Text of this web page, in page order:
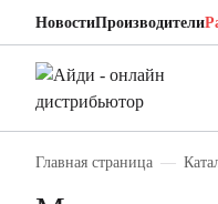
НовостиПроизводители
Главная страница